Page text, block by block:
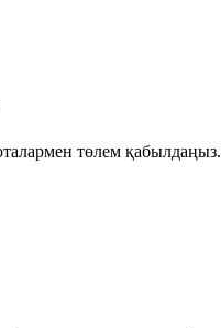
төлем қабылдаңыз.